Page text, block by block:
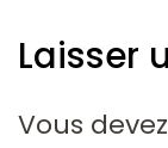
Laisser
Vous devez